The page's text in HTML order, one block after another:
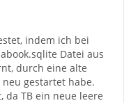
indem ich bei
Datei aus
durch eine alte
gestartet habe.
TB ein neue leere